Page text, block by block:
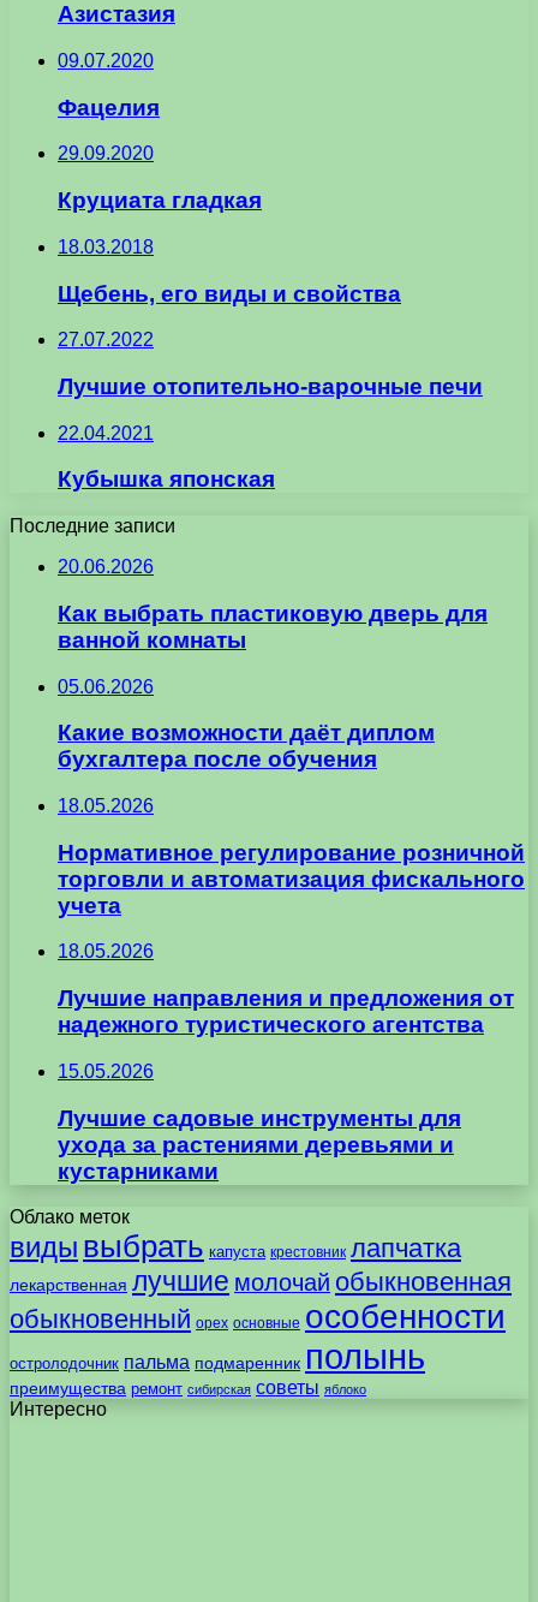
Азистазия
09.07.2020
Фацелия
29.09.2020
Круциата гладкая
18.03.2018
Щебень, его виды и свойства
27.07.2022
Лучшие отопительно-варочные печи
22.04.2021
Кубышка японская
Последние записи
20.06.2026
Как выбрать пластиковую дверь для
ванной комнаты
05.06.2026
Какие возможности даёт диплом
бухгалтера после обучения
18.05.2026
Нормативное регулирование розничной
торговли и автоматизация фискального
учета
18.05.2026
Лучшие направления и предложения от
надежного туристического агентства
15.05.2026
Лучшие садовые инструменты для
ухода за растениями деревьями и
кустарниками
Облако меток
виды выбрать капуста крестовник лапчатка
лекарственная лучшие молочай обыкновенная
обыкновенный орех основные особенности
остролодочник пальма подмаренник полынь
преимущества ремонт сибирская советы яблоко
Интересно